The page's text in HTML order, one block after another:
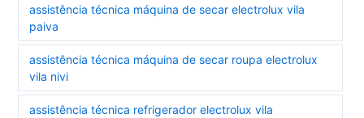
assistência técnica máquina de secar electrolux vila
paiva
assistência técnica máquina de secar roupa electrolux
vila nivi
assistência técnica refrigerador electrolux vila